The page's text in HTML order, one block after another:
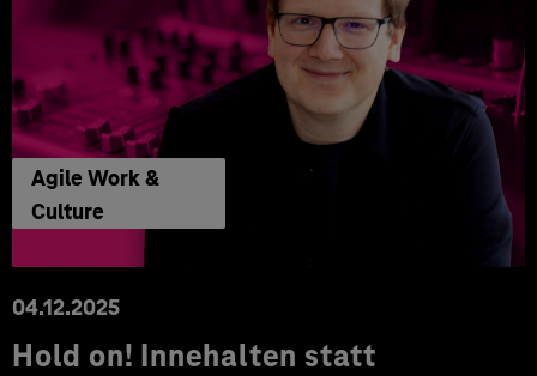
Agile Work &
Culture
04.12.2025
Hold on! Innehalten statt